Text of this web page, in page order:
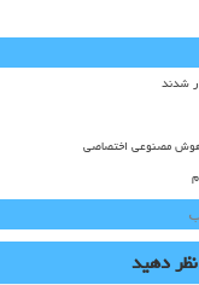
شدند
هوش مصنوعی اختصاصی
نظر دهید